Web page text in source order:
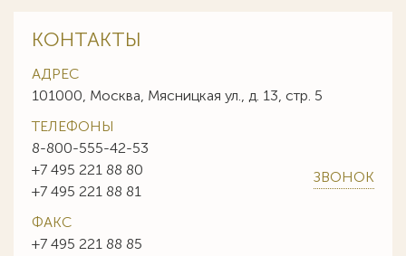
КОНТАКТЫ
АДРЕС
101000, Москва, Мясницкая ул., д. 13, стр. 5
ТЕЛЕФОНЫ
8-800-555-42-53
+7 495 221 88 80
+7 495 221 88 81
ЗВОНОК
ФАКС
+7 495 221 88 85